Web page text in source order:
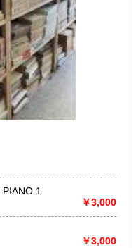
PIECES CLASSIQUES POUR PIANO 1
￥3,000
￥3,000